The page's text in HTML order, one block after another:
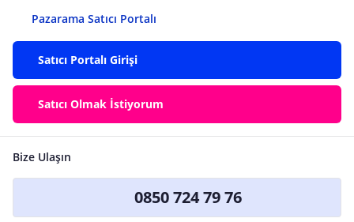
Pazarama Satıcı Portalı
Satıcı Portalı Girişi
Satıcı Olmak İstiyorum
Bize Ulaşın
0850 724 79 76